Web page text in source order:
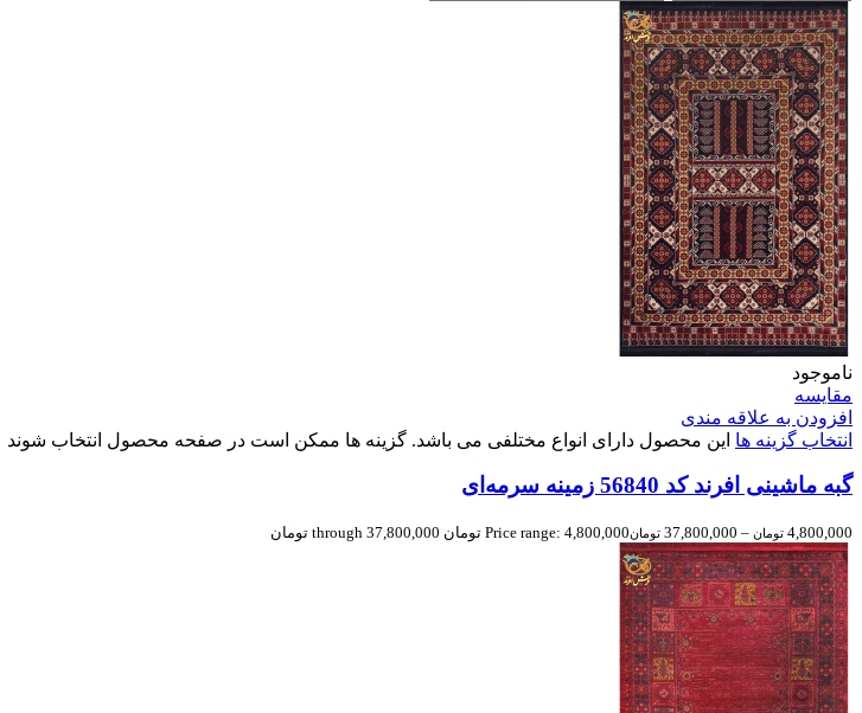
ناموجود
مقایسه
افزودن به علاقه مندی
انتخاب گزینه ها این محصول دارای انواع مختلفی می باشد. گزینه ها ممکن است در صفحه محصول انتخاب شوند
گبه ماشینی افرند کد 56840 زمینه سرمه‌ای
4,800,000 تومان –
37,800,000 تومانPrice range: 4,800,000 تومان through 37,800,000 تومان